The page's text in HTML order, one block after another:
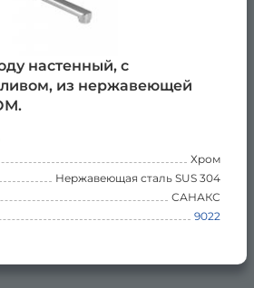
настенный, с
из нержавеющей
Хром
Нержавеющая сталь SUS 304
САНАКС
9022